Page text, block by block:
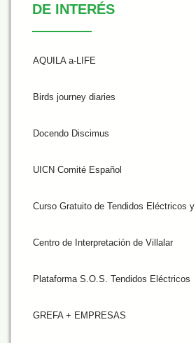
DE INTERÉS
AQUILA a-LIFE
Birds journey diaries
Docendo Discimus
UICN Comité Español
Curso Gratuito de Tendidos Eléctricos
Centro de Interpretación de Villalar
Plataforma S.O.S. Tendidos Eléctricos
GREFA + EMPRESAS